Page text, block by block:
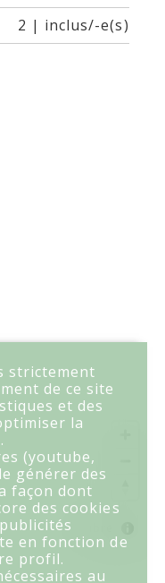
2 | inclus/-e(s)
MapLibre
strictement
de ce site
et des
la
(youtube,
générer des
façon dont
des cookies
en fonction de
profil.
au